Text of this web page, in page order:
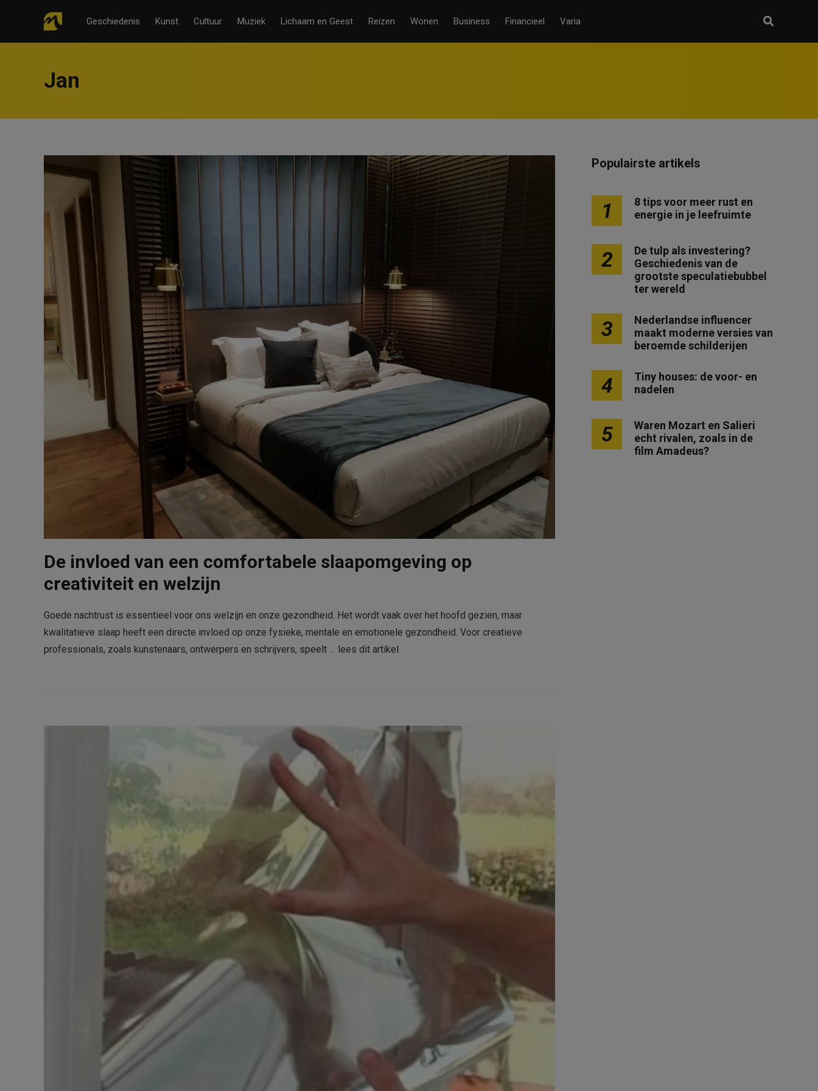
Geschiedenis Kunst Cultuur Muziek Lichaam en Geest Reizen Wonen Business Financieel Varia
Jan
De invloed van een comfortabele slaapomgeving op
creativiteit en welzijn
Goede nachtrust is essentieel voor ons welzijn en onze gezondheid. Het wordt vaak over het hoofd gezien, maar
kwalitatieve slaap heeft een directe invloed op onze fysieke, mentale en emotionele gezondheid. Voor creatieve
professionals, zoals kunstenaars, ontwerpers en schrijvers, speelt … lees dit artikel
Populairste artikels
1
8 tips voor meer rust en
energie in je leefruimte
2
De tulp als investering?
Geschiedenis van de
grootste speculatiebubbel
ter wereld
3
Nederlandse influencer
maakt moderne versies van
beroemde schilderijen
4
Tiny houses: de voor- en
nadelen
5
Waren Mozart en Salieri
echt rivalen, zoals in de
film Amadeus?